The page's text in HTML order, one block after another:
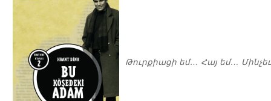
Թուրքիացի եմ… Հայ եմ…